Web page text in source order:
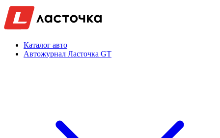
Каталог авто
Автожурнал Ласточка GT